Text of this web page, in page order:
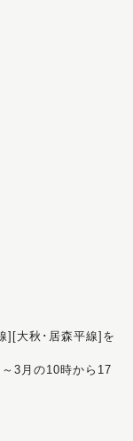
][大秋･居森平線]を
3月の10時から17